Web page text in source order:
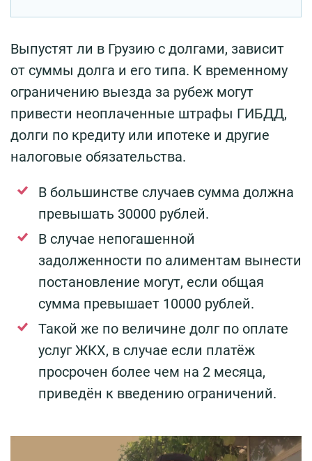
Выпустят ли в Грузию с долгами, зависит
от суммы долга и его типа. К временному
ограничению выезда за рубеж могут
привести неоплаченные штрафы ГИБДД,
долги по кредиту или ипотеке и другие
налоговые обязательства.
В большинстве случаев сумма должна
превышать 30000 рублей.
В случае непогашенной
задолженности по алиментам вынести
постановление могут, если общая
сумма превышает 10000 рублей.
Такой же по величине долг по оплате
услуг ЖКХ, в случае если платёж
просрочен более чем на 2 месяца,
приведён к введению ограничений.